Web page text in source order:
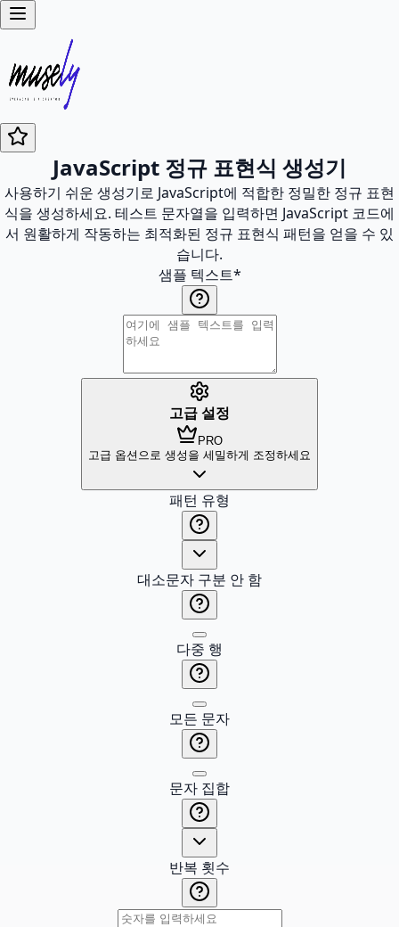
JavaScript 정규 표현식 생성기
사용하기 쉬운 생성기로 JavaScript에 적합한 정밀한 정규 표현
식을 생성하세요. 테스트 문자열을 입력하면 JavaScript 코드에
서 원활하게 작동하는 최적화된 정규 표현식 패턴을 얻을 수 있
습니다.
샘플 텍스트*
고급 설정
PRO
고급 옵션으로 생성을 세밀하게 조정하세요
패턴 유형
대소문자 구분 안 함
다중 행
모든 문자
문자 집합
반복 횟수